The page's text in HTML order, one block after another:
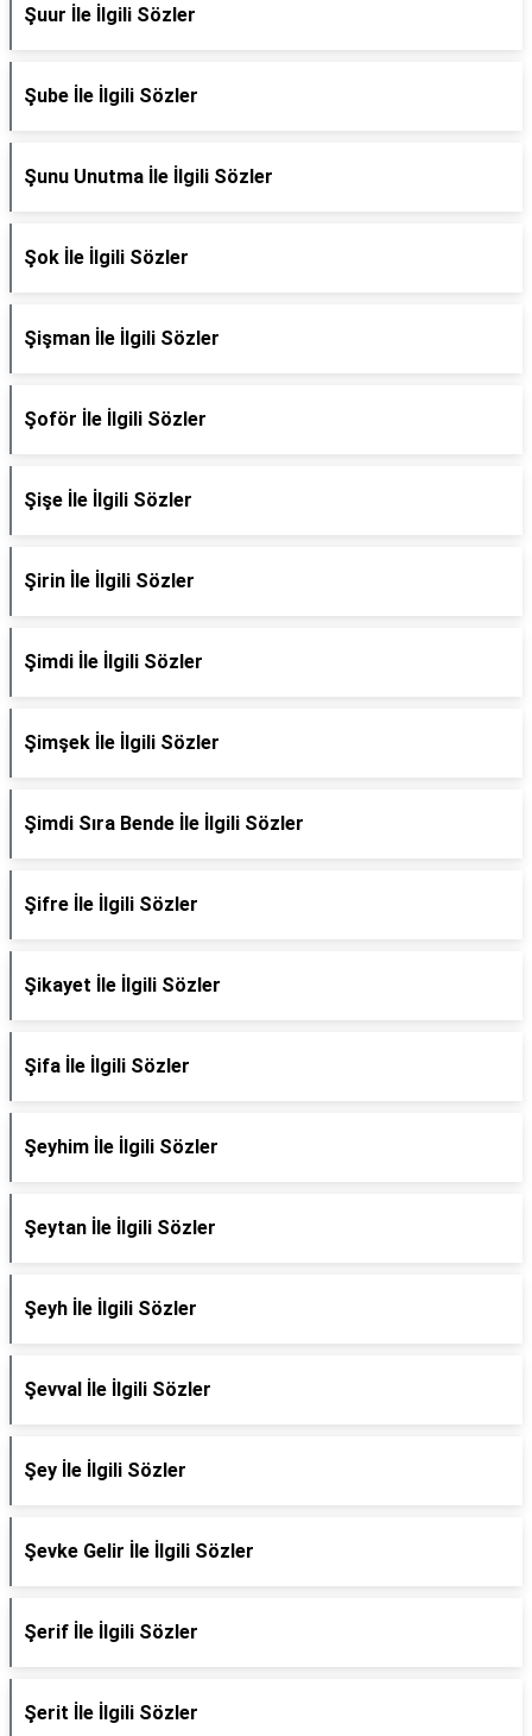
Şuur İle İlgili Sözler
Şube İle İlgili Sözler
Şunu Unutma İle İlgili Sözler
Şok İle İlgili Sözler
Şişman İle İlgili Sözler
Şoför İle İlgili Sözler
Şişe İle İlgili Sözler
Şirin İle İlgili Sözler
Şimdi İle İlgili Sözler
Şimşek İle İlgili Sözler
Şimdi Sıra Bende İle İlgili Sözler
Şifre İle İlgili Sözler
Şikayet İle İlgili Sözler
Şifa İle İlgili Sözler
Şeyhim İle İlgili Sözler
Şeytan İle İlgili Sözler
Şeyh İle İlgili Sözler
Şevval İle İlgili Sözler
Şey İle İlgili Sözler
Şevke Gelir İle İlgili Sözler
Şerif İle İlgili Sözler
Şerit İle İlgili Sözler